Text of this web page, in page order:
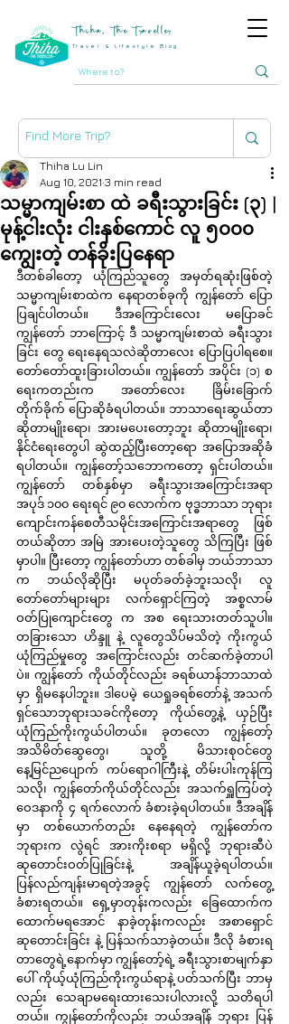
Thiha, The Traveller
Travel & Lifestyle Blog
သမ္မာကျမ်းစာ ထဲ ခရီးသွားခြင်း (၃) |
မုန့်ငါးလုံး ငါးနှစ်ကောင် လူ ၅၀၀၀
ကျွေးတဲ့ တန်ခိုးပြနေရာ
Thiha Lu Lin
Aug 10, 2021 3 min read
ဒီတစ်ခါတော့ ယုံကြည်သူတွေ အမှတ်ရဆုံးဖြစ်တဲ့
သမ္မာကျမ်းစာထဲက နေရာတစ်ခုကို ကျွန်တော် ပြော
ပြချင်ပါတယ်။ ဒီအကြောင်းလေး မပြောခင်
ကျွန်တော် ဘာကြောင့် ဒီ သမ္မာကျမ်းစာထဲ ခရီးသွား
ခြင်း တွေ ရေးနေရသလဲဆိုတာလေး ပြောပြပါရစေ။
တော်တော်ထူးခြားပါတယ်။ ကျွန်တော် အပိုင်း (၁) စ
ရေးကတည်းက အတော်လေး ခြိမ်းခြောက်
တိုက်ခိုက် ပြောဆိုခံရပါတယ်။ ဘာသာရေးဆွယ်တာ
ဆိုတာမျိုးရော၊ အားမပေးတော့ဘူး ဆိုတာမျိုးရော၊
နိုင်ငံရေးတွေပါ ဆွဲထည့်ပြီးတော့ရော အပြောအဆိုခံ
ရပါတယ်။ ကျွန်တော့်သဘောကတော့ ရှင်းပါတယ်။
ကျွန်တော် တစ်နှစ်မှာ ခရီးသွားအကြောင်းအရာ
အပုဒ် ၁၀၀ ရေးရင် ၉၀ လောက်က ဗုဒ္ဓဘာသာ ဘုရား
ကျောင်းကန်စေတီသမိုင်းအကြောင်းအရာတွေ ဖြစ်
တယ်ဆိုတာ အမြဲ အားပေးတဲ့သူတွေ သိကြပြီး ဖြစ်
မှာပါ။ ပြီးတော့ ကျွန်တော်ဟာ တစ်ခါမှ ဘယ်ဘာသာ
က ဘယ်လိုဆိုပြီး မပုတ်ခတ်ခဲ့ဘူးသလို၊ လူ
တော်တော်များများ လက်ရှောင်ကြတဲ့ အစ္စလာမ်
ဝတ်ပြုကျောင်းတွေ က အစ ရေးသားတတ်သူပါ။
တခြားသော ဟိန္ဒူ နဲ့ လူတွေသိပ်မသိတဲ့ ကိုးကွယ်
ယုံကြည်မှုတွေ အကြောင်းလည်း တင်ဆက်ခဲ့တာပါ
ပဲ။ ကျွန်တော် ကိုယ်တိုင်လည်း ခရစ်ယာန်ဘာသာထဲ
မှာ ရှိမနေပါဘူး။ ဒါပေမဲ့ ယေရှုခရစ်တော်နဲ့ အသက်
ရှင်သောဘုရားသခင်ကိုတော့ ကိုယ်တွေ့နဲ့ ယှဉ်ပြီး
ယုံကြည်ကိုးကွယ်ပါတယ်။ ခုတလော ကျွန်တော့်
အသိမိတ်ဆွေတွေ၊ သူတို့ မိသားစုဝင်တွေ
နေ့မြင်ညပျောက် ကပ်ရောဂါကြီးနဲ့ တိမ်းပါးကုန်ကြ
သလို၊ ကျွန်တော်ကိုယ်တိုင်လည်း အသက်ရှူကြပ်တဲ့
ဝေဒနာကို ၄ ရက်လောက် ခံစားခဲ့ရပါတယ်။ ဒီအချိန်
မှာ တစ်ယောက်တည်း နေနေရတဲ့ ကျွန်တော်က
ဘုရားက လွဲရင် အားကိုးစရာ မရှိလို့ ဘုရားဆီပဲ
ဆုတောင်းဝတ်ပြုခြင်းနဲ့ အချိန်ယူခဲ့ရပါတယ်။
ပြန်လည်ကျန်းမာရတဲ့အခွင့် ကျွန်တော် လက်တွေ့
ခံစားရတယ်။ ရှေ့မှာတုန်းကလည်း ခြေထောက်က
ထောက်မရအောင် နာခဲ့တုန်းကလည်း အစာရှောင်
ဆုတောင်းခြင်း နဲ့ ပြန်သက်သာခဲ့တယ်။ ဒီလို ခံစားရ
တာတွေရဲ့နောက်မှာ ကျွန်တော့်ရဲ့ ခရီးသွားစာမျက်နှာ
ပေါ် ကိုယ့်ယုံကြည်ကိုးကွယ်ရာနဲ့ ပတ်သက်ပြီး ဘာမှ
လည်း သေချာမရေးထားသေးပါလားလို့ သတိရပါ
တယ်။ ကျွန်တော်ကိုလည်း ဘယ်အချိန် ဘုရား ပြန်